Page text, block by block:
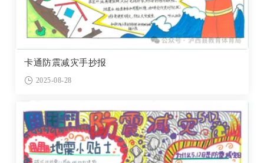
卡通防震减灾手抄报
2025-08-28